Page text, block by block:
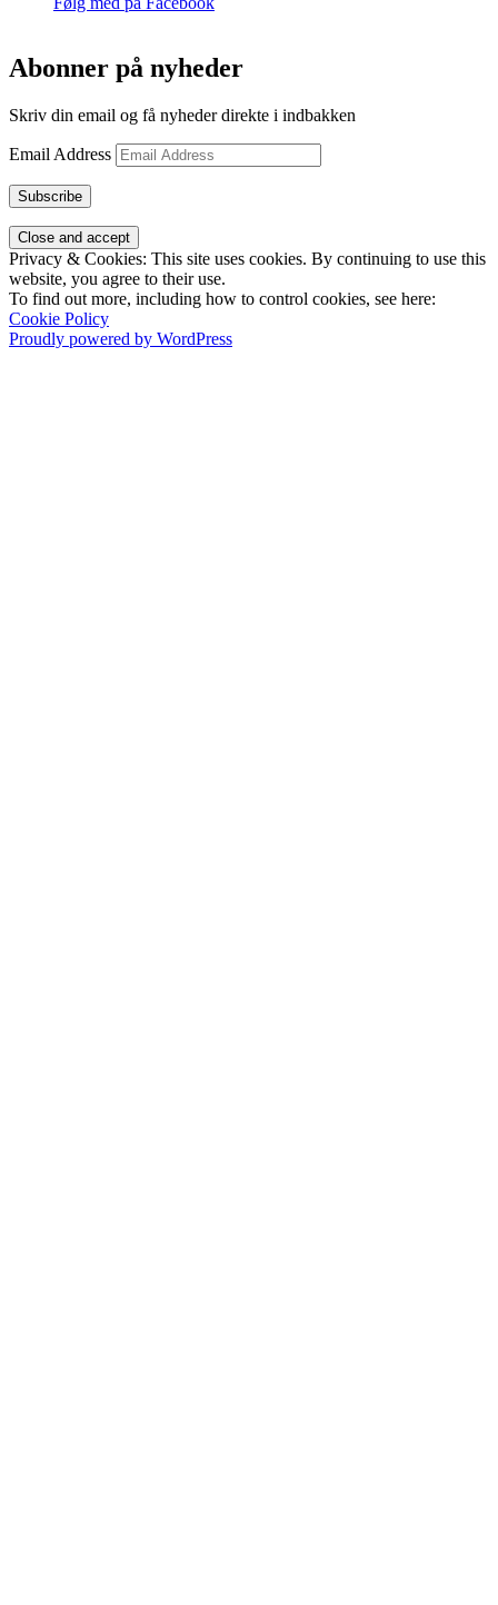
Abonner på nyheder
Skriv din email og få nyheder direkte i indbakken
Email Address
Subscribe
Privacy & Cookies: This site uses cookies. By continuing to use this
website, you agree to their use.
To find out more, including how to control cookies, see here:
Cookie Policy
Proudly powered by WordPress